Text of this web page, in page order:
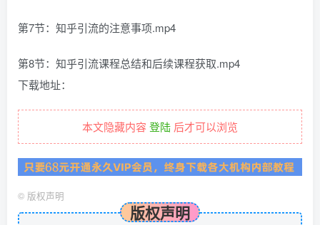
第7节：知乎引流的注意事项.mp4
第8节：知乎引流课程总结和后续课程获取.mp4
下载地址：
本文隐藏内容 登陆 后才可以浏览
© 版权声明
版权声明